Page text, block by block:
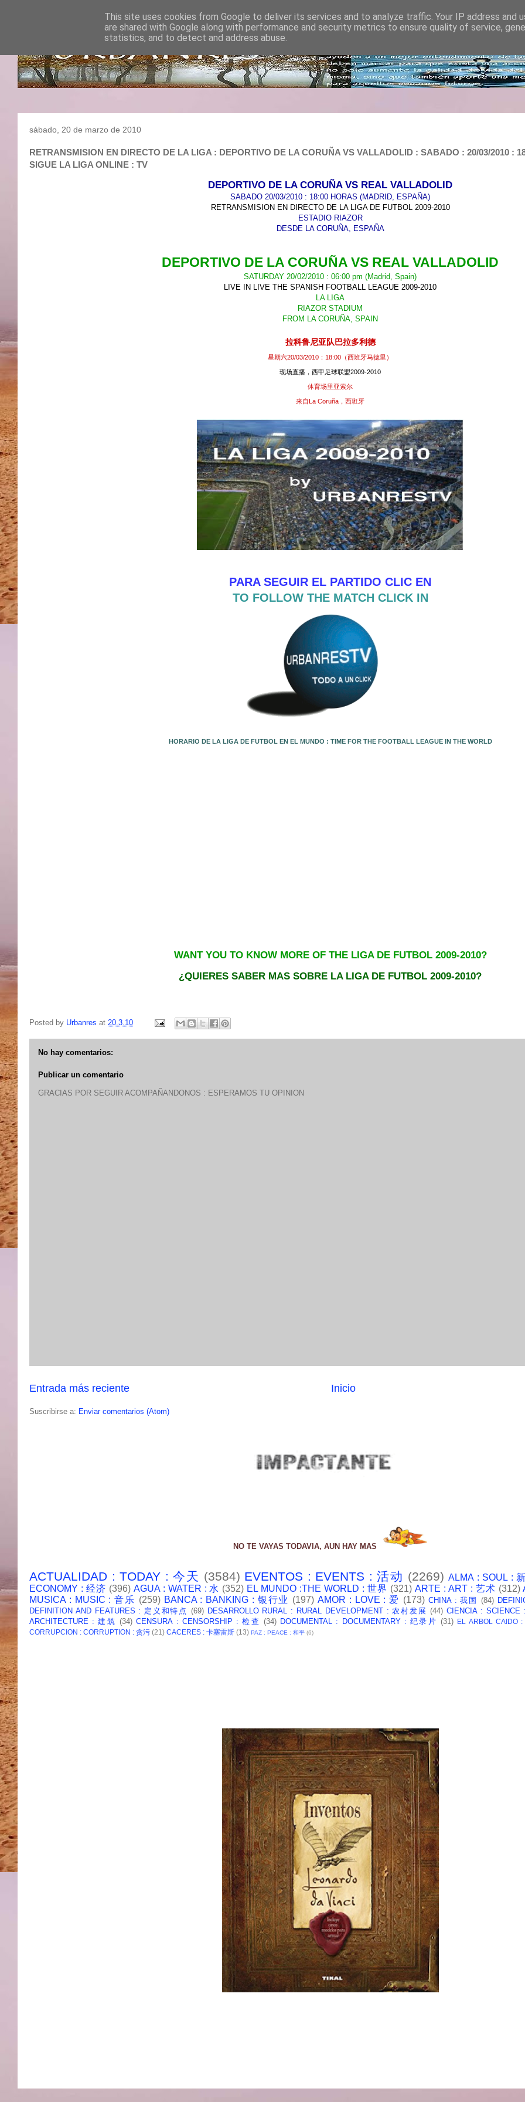
sábado, 20 de marzo de 2010
RETRANSMISION EN DIRECTO DE LA LIGA : DEPORTIVO DE LA CORUÑA VS VALLADOLID : SABADO : 20/03/2010 :
SIGUE LA LIGA ONLINE : TV
DEPORTIVO DE LA CORUÑA VS REAL VALLADOLID
SABADO 20/03/2010 : 18:00 HORAS (MADRID, ESPAÑA)
RETRANSMISION EN DIRECTO DE LA LIGA DE FUTBOL 2009-2010
ESTADIO RIAZOR
DESDE LA CORUÑA, ESPAÑA
DEPORTIVO DE LA CORUÑA VS REAL VALLADOLID
SATURDAY 20/02/2010 : 06:00 pm (Madrid, Spain)
LIVE IN LIVE THE SPANISH FOOTBALL LEAGUE 2009-2010
LA LIGA
RIAZOR STADIUM
FROM LA CORUÑA, SPAIN
拉科鲁尼亚队巴拉多利德
星期六20/03/2010：18:00（西班牙马德里）
现场直播，西甲足球联盟2009-2010
体育场里亚索尔
来自La Coruña，西班牙
PARA SEGUIR EL PARTIDO CLIC EN
TO FOLLOW THE MATCH CLICK IN
HORARIO DE LA LIGA DE FUTBOL EN EL MUNDO : TIME FOR THE FOOTBALL LEAGUE IN THE WORLD
WANT YOU TO KNOW MORE OF THE LIGA DE FUTBOL 2009-2010?
¿QUIERES SABER MAS SOBRE LA LIGA DE FUTBOL 2009-2010?
Posted by Urbanres at 20.3.10
No hay comentarios:
Publicar un comentario
GRACIAS POR SEGUIR ACOMPAÑANDONOS : ESPERAMOS TU OPINION
Entrada más reciente Inicio
Suscribirse a: Enviar comentarios (Atom)
NO TE VAYAS TODAVIA, AUN HAY MAS
ACTUALIDAD : TODAY : 今天 (3584) EVENTOS : EVENTS : 活动 (2269) ALMA : SOUL :
ECONOMY : 经济 (396) AGUA : WATER : 水 (352) EL MUNDO :THE WORLD : 世界 (321) ARTE : ART : 艺术 (312)
MUSICA : MUSIC : 音乐 (259) BANCA : BANKING : 银行业 (197) AMOR : LOVE : 爱 (173) CHINA : 我国 (84)
DEFINITION AND FEATURES : 定义和特点 (69) DESARROLLO RURAL : RURAL DEVELOPMENT : 农村发展 (44) CIENCIA : SCIENCE
ARCHITECTURE : 建筑 (34) CENSURA : CENSORSHIP : 检查 (34) DOCUMENTAL : DOCUMENTARY : 纪录片 (31) EL ARBOL CAIDO
CORRUPCION : CORRUPTION : 贪污 (21) CACERES : 卡塞雷斯 (13) PAZ : PEACE : 和平 (6)
This site uses cookies from Google to deliver its services and to analyze traffic. Your IP address and
are shared with Google along with performance and security metrics to ensure quality of service,
statistics, and to detect and address abuse.